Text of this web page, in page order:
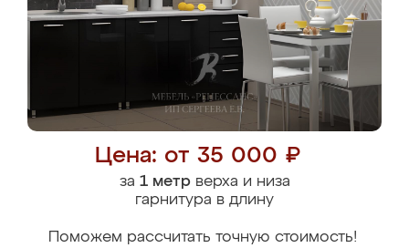
Цена: от 35 000 ₽
за 1 метрверха и низа
гарнитура в длину
Поможем рассчитать точную стоимость!